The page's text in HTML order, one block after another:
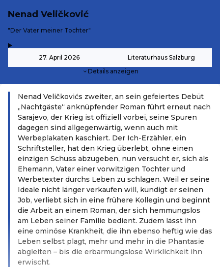
Nenad Veličković
-"Der Vater meiner Tochter"
27. April 2026 Literaturhaus Salzburg
Details anzeigen
Nenad Veličkovićs zweiter, an sein gefeiertes Debüt
„Nachtgäste“ anknüpfender Roman führt erneut nach
Sarajevo, der Krieg ist offiziell vorbei, seine Spuren
dagegen sind allgegenwärtig, wenn auch mit
Werbeplakaten kaschiert. Der Ich-Erzähler, ein
Schriftsteller, hat den Krieg überlebt, ohne einen
einzigen Schuss abzugeben, nun versucht er, sich als
Ehemann, Vater einer vorwitzigen Tochter und
Werbetexter durchs Leben zu schlagen. Weil er seine
Ideale nicht länger verkaufen will, kündigt er seinen
Job, verliebt sich in eine frühere Kollegin und beginnt
die Arbeit an einem Roman, der sich hemmungslos
am Leben seiner Familie bedient. Zudem lässt ihn
eine ominöse Krankheit, die ihn ebenso heftig wie das
Leben selbst plagt, mehr und mehr in die Phantasie
abgleiten – bis die erbarmungslose Wirklichkeit ihn
erwischt.